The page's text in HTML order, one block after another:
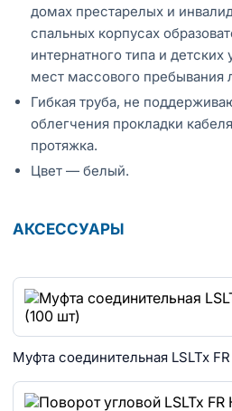
домах престарелых и
спальных корпусах
интернатного типа и
мест массового пребывания
Гибкая труба, не
облегчения прокладки
протяжка.
Цвет — белый.
АКСЕССУАРЫ
Муфта соединительная LSLTx